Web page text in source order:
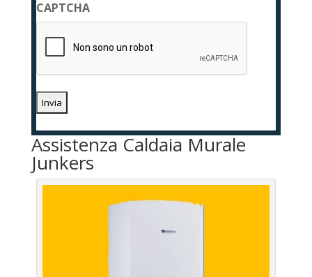
*
CAPTCHA
Assistenza Caldaia Murale
Junkers